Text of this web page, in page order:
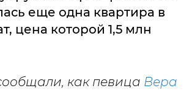
еще одна квартира в
цена которой 1,5 млн
как певица Вера